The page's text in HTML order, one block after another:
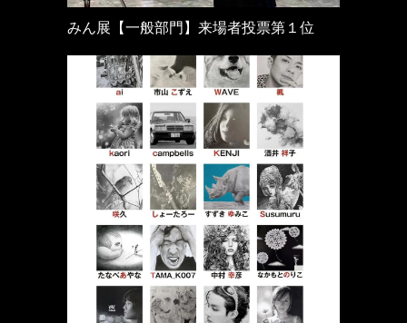
みん展【一般部門】来場者投票第１位